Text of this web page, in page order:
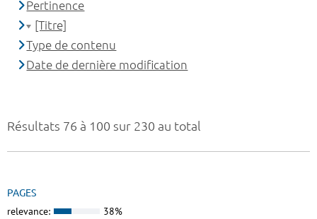
Résultats 76 à 100 sur 230 au total
PAGES
relevance: 38%
Pertinence
[Titre]
Type de contenu
Date de dernière modification